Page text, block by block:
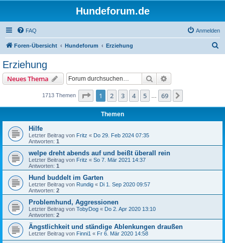
Hundeforum.de
FAQ Anmelden
Foren-Übersicht Hundeforum Erziehung
Erziehung
Neues Thema Suche
1713 Themen Seite 1von 69
1 2 3 4 5 69
Themen
Hilfe
Letzter Beitrag von Fritz « Do 29. Feb 2024 07:35
Antworten: 1
welpe dreht abends auf und beißt überall rein
Letzter Beitrag von Fritz « So 7. Mär 2021 14:37
Antworten: 1
Hund buddelt im Garten
Letzter Beitrag von Rundig « Di 1. Sep 2020 09:57
Antworten: 2
Problemhund, Aggressionen
Letzter Beitrag von TobyDog « Do 2. Apr 2020 13:10
Antworten: 2
Ängstlichkeit und ständige Ablenkungen draußen
Letzter Beitrag von Finni1 « Fr 6. Mär 2020 14:58